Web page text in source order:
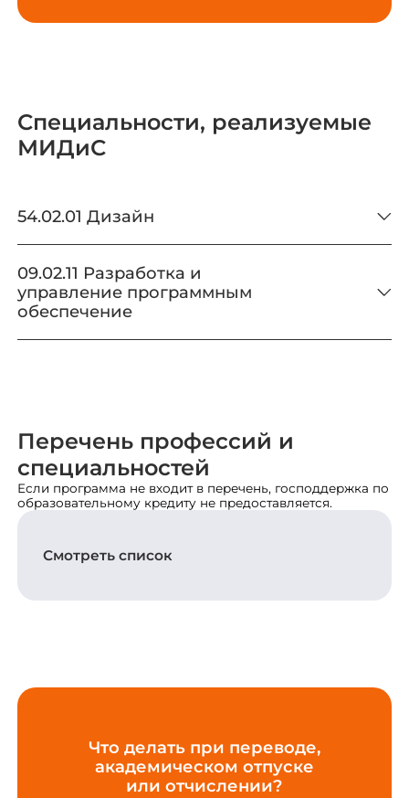
Специальности, реализуемые
МИДиС
54.02.01 Дизайн
09.02.11 Разработка и
управление программным
обеспечение
Перечень профессий и
специальностей
Если программа не входит в перечень, господдержка по
образовательному кредиту не предоставляется.
Смотреть список
Что делать при переводе,
академическом отпуске
или отчислении?